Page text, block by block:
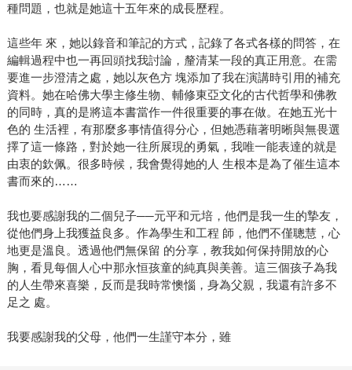
種問題，也就是她這十五年來的成長歷程。
這些年 來，她以錄音和筆記的方式，記錄了各式各樣的問答，在
編輯過程中也一再回頭找我討論，釐清某一段的真正用意。在需
要進一步澄清之處，她以灰色方 塊添加了我在演講時引用的補充
資料。她在哈佛大學主修生物、輔修東亞文化的古代哲學和佛教
的同時，真的是將這本書當作一件很重要的事在做。在她五光十
色的 生活裡，有那麼多事情值得分心，但她憑藉著明晰與無畏選
擇了這一條路，對於她一往所展現的勇氣，我唯一能表達的就是
由衷的欽佩。很多時候，我會覺得她的人 生根本是為了催生這本
書而來的……
我也要感謝我的二個兒子──元平和元培，他們是我一生的摯友，
從他們身上我獲益良多。作為學生和工程 師，他們不僅聰慧，心
地更是溫良。透過他們無保留 的分享，教我如何保持開放的心
胸，看見每個人心中那永恒孩童的純真與美善。這三個孩子為我
的人生帶來喜樂，反而是我時常懊惱，身為父親，我還有許多不
足之 處。
我要感謝我的父母，他們一生謹守本分，雖